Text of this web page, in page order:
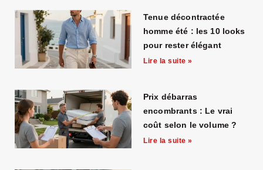
Tenue décontractée
homme été : les 10 looks
pour rester élégant
Lire la suite »
Prix débarras
encombrants : Le vrai
coût selon le volume ?
Lire la suite »